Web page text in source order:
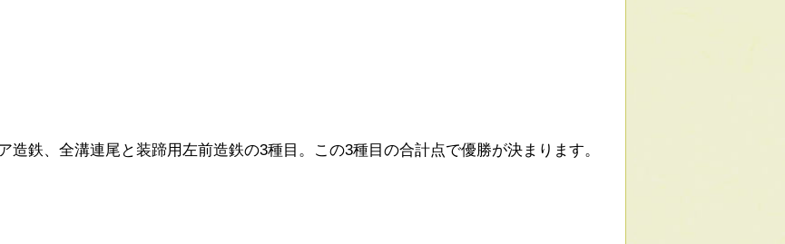
造鉄、全溝連尾と装蹄用左前造鉄の3種目。この3種目の合計点で優勝が決まります。